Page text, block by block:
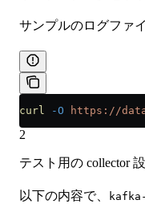
サンプルのログファ
curl -O https://
2
テスト用の collector
以下の内容で、